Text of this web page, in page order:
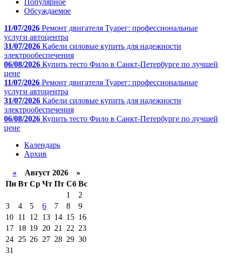
Популярное
Обсуждаемое
11/07/2026 Ремонт двигателя Туарег: профессиональные
услуги автоцентра
31/07/2026 Кабели силовые купить для надежности
электрообеспечения
06/08/2026 Купить тесто Фило в Санкт-Петербурге по лучшей
цене
11/07/2026 Ремонт двигателя Туарег: профессиональные
услуги автоцентра
31/07/2026 Кабели силовые купить для надежности
электрообеспечения
06/08/2026 Купить тесто Фило в Санкт-Петербурге по лучшей
цене
Календарь
Архив
« Август 2026 »
Пн Вт Ср Чт Пт Сб Вс
1
2
3
4 5 6 7 8
9
10 11 12 13 14 15 16
17 18 19 20 21 22 23
24 25 26 27 28 29 30
31